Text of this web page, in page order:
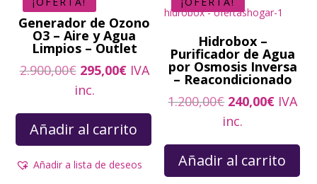
Generador de Ozono
O3 – Aire y Agua
Limpios – Outlet
2.900,00€ El
precio
era:
2.900,00€.
295,00€El
es:
295,00€.
IVA
inc.
Añadir al carrito
Añadir a lista de deseos
Hidrobox –
Purificador de Agua
por Osmosis Inversa
– Reacondicionado
1.200,00€ El
precio
era:
1.200,00€.
240,00€El
es:
IVA
inc.
Añadir al carrito